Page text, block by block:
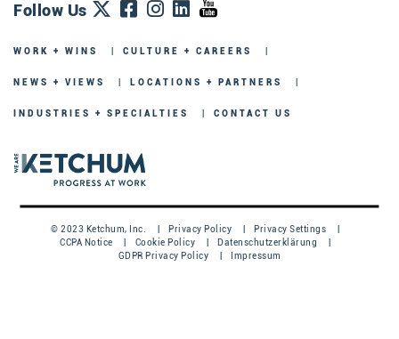
Follow Us
WORK + WINS CULTURE + CAREERS
NEWS + VIEWS LOCATIONS + PARTNERS
INDUSTRIES + SPECIALTIES CONTACT US
© 2023 Ketchum, Inc. Privacy Policy
Privacy Settings
CCPA Notice
Cookie Policy
Datenschutzerklärung
GDPR Privacy Policy
Impressum